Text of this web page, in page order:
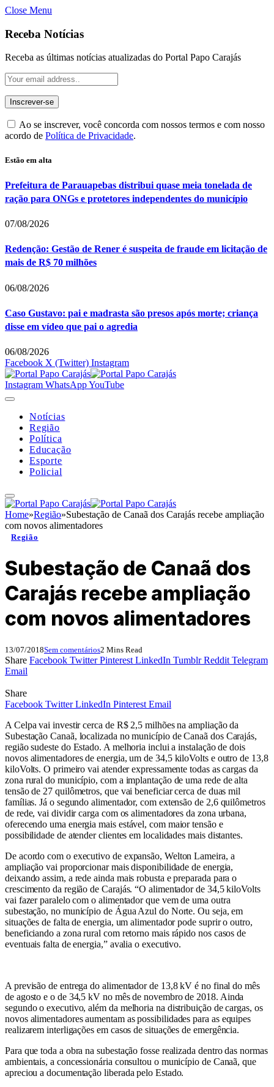
Close Menu
Receba Notícias
Receba as últimas notícias atualizadas do Portal Papo Carajás
Ao se inscrever, você concorda com nossos termos e com nosso
acordo de Política de Privacidade.
Estão em alta
Prefeitura de Parauapebas distribui quase meia tonelada de
ração para ONGs e protetores independentes do município
07/08/2026
Redenção: Gestão de Rener é suspeita de fraude em licitação de
mais de R$ 70 milhões
06/08/2026
Caso Gustavo: pai e madrasta são presos após morte; criança
disse em vídeo que pai o agredia
06/08/2026
Facebook X (Twitter) Instagram
Instagram WhatsAppYouTube
Notícias
Região
Política
Educação
Esporte
Policial
Home»Região»Subestação de Canaã dos Carajás recebe ampliação
com novos alimentadores
Região
Subestação de Canaã dos
Carajás recebe ampliação
com novos alimentadores
13/07/2018Sem comentários2 Mins Read
Share Facebook Twitter Pinterest LinkedIn Tumblr Reddit Telegram
Email
Share
Facebook Twitter LinkedIn Pinterest Email
A Celpa vai investir cerca de R$ 2,5 milhões na ampliação da
Subestação Canaã, localizada no município de Canaã dos Carajás,
região sudeste do Estado. A melhoria inclui a instalação de dois
novos alimentadores de energia, um de 34,5 kiloVolts e outro de 13,8
kiloVolts. O primeiro vai atender expressamente todas as cargas da
zona rural do município, com a implantação de uma rede de alta
tensão de 27 quilômetros, que vai beneficiar cerca de duas mil
famílias. Já o segundo alimentador, com extensão de 2,6 quilômetros
de rede, vai dividir carga com os alimentadores da zona urbana,
oferecendo uma energia mais estável, com maior tensão e
possibilidade de atender clientes em localidades mais distantes.
De acordo com o executivo de expansão, Welton Lameira, a
ampliação vai proporcionar mais disponibilidade de energia,
deixando assim, a rede ainda mais robusta e preparada para o
crescimento da região de Carajás. “O alimentador de 34,5 kiloVolts
vai fazer paralelo com o alimentador que vem de uma outra
subestação, no município de Água Azul do Norte. Ou seja, em
situações de falta de energia, um alimentador pode suprir o outro,
beneficiando a zona rural com retorno mais rápido nos casos de
eventuais falta de energia,” avalia o executivo.
A previsão de entrega do alimentador de 13,8 kV é no final do mês
de agosto e o de 34,5 kV no mês de novembro de 2018. Ainda
segundo o executivo, além da melhoria na distribuição de cargas, os
novos alimentadores aumentam as possibilidades para as equipes
realizarem interligações em casos de situações de emergência.
Para que toda a obra na subestação fosse realizada dentro das normas
ambientais, a concessionária consultou o município de Canaã, que
apreciou a documentação liberada pelo Estado.